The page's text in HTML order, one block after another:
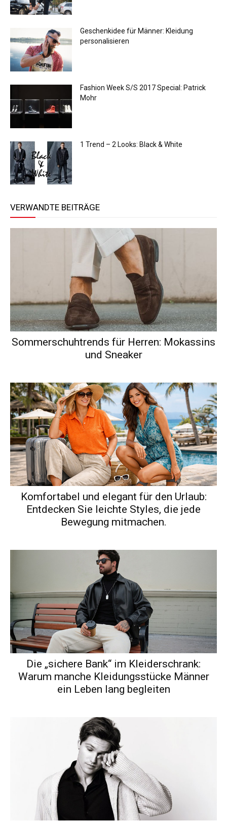
Geschenkidee für Männer: Kleidung
personalisieren
Fashion Week S/S 2017 Special: Patrick
Mohr
1 Trend – 2 Looks: Black & White
VERWANDTE BEITRÄGE
Sommerschuhtrends für Herren: Mokassins
und Sneaker
Komfortabel und elegant für den Urlaub:
Entdecken Sie leichte Styles, die jede
Bewegung mitmachen.
Die „sichere Bank“ im Kleiderschrank:
Warum manche Kleidungsstücke Männer
ein Leben lang begleiten